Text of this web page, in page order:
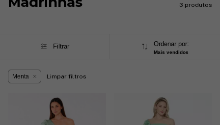
3 produtos
Filtrar Ordenar por:
Mais vendidos
Menta Limpar filtros